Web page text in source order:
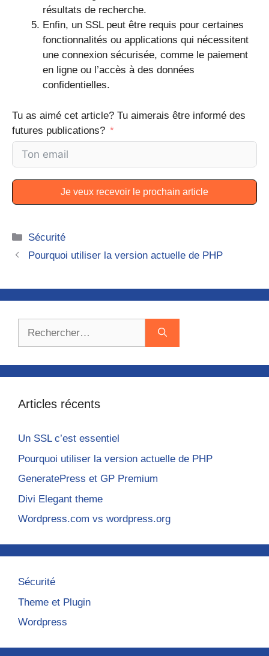
résultats de recherche.
Enfin, un SSL peut être requis pour certaines
fonctionnalités ou applications qui nécessitent
une connexion sécurisée, comme le paiement
en ligne ou l’accès à des données
confidentielles.
Tu as aimé cet article? Tu aimerais être informé des
futures publications?
Je veux recevoir le prochain article
l
n
Catégories
Sécurité
Pourquoi utiliser la version actuelle de PHP
Articles récents
Un SSL c’est essentiel
Pourquoi utiliser la version actuelle de PHP
GeneratePress et GP Premium
Divi Elegant theme
Wordpress.com vs wordpress.org
Sécurité
Theme et Plugin
Wordpress